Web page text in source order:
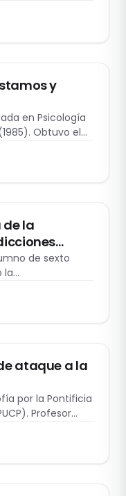
y
en Psicología
Obtuvo el
la
y/o la moral
de sexto
la…
ataque a la
por la Pontificia
Profesor…